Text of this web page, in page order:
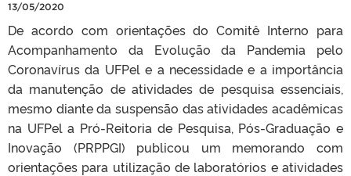
13/05/2020
De acordo com orientações do Comitê Interno para
Acompanhamento da Evolução da Pandemia pelo
Coronavírus da UFPel e a necessidade e a importância
da manutenção de atividades de pesquisa essenciais,
mesmo diante da suspensão das atividades acadêmicas
na UFPel a Pró-Reitoria de Pesquisa, Pós-Graduação e
Inovação (PRPPGI) publicou um memorando com
orientações para utilização de laboratórios e atividades